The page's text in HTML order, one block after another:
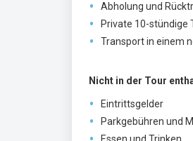
Abholung und
Private 10-stündige
Transport in einem
Nicht in der Tour
Eintrittsgelder
Parkgebühren und